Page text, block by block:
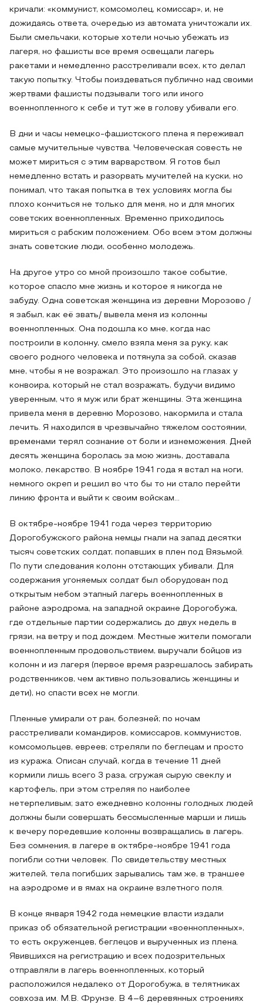
кричали: «коммунист, комсомолец, комиссар», и, не
дожидаясь ответа, очередью из автомата уничтожали их.
Были смельчаки, которые хотели ночью убежать из
лагеря, но фашисты все время освещали лагерь
ракетами и немедленно расстреливали всех, кто делал
такую попытку. Чтобы поиздеваться публично над своими
жертвами фашисты подзывали того или иного
военнопленного к себе и тут же в голову убивали его.
В дни и часы немецко-фашистского плена я переживал
самые мучительные чувства. Человеческая совесть не
может мириться с этим варварством. Я готов был
немедленно встать и разорвать мучителей на куски, но
понимал, что такая попытка в тех условиях могла бы
плохо кончиться не только для меня, но и для многих
советских военнопленных. Временно приходилось
мириться с рабским положением. Обо всем этом должны
знать советские люди, особенно молодежь.
На другое утро со мной произошло такое событие,
которое спасло мне жизнь и которое я никогда не
забуду. Одна советская женщина из деревни Морозово /
я забыл, как её звать/ вывела меня из колонны
военнопленных. Она подошла ко мне, когда нас
построили в колонну, смело взяла меня за руку, как
своего родного человека и потянула за собой, сказав
мне, чтобы я не возражал. Это произошло на глазах у
конвоира, который не стал возражать, будучи видимо
уверенным, что я муж или брат женщины. Эта женщина
привела меня в деревню Морозово, накормила и стала
лечить. Я находился в чрезвычайно тяжелом состоянии,
временами терял сознание от боли и изнеможения. Дней
десять женщина боролась за мою жизнь, доставала
молоко, лекарство. В ноябре 1941 года я встал на ноги,
немного окреп и решил во что бы то ни стало перейти
линию фронта и выйти к своим войскам…
В октябре-ноябре 1941 года через территорию
Дорогобужского района немцы гнали на запад десятки
тысяч советских солдат, попавших в плен под Вязьмой.
По пути следования колонн отстающих убивали. Для
содержания угоняемых солдат был оборудован под
открытым небом этапный лагерь военнопленных в
районе аэродрома, на западной окраине Дорогобужа,
где отдельные партии содержались до двух недель в
грязи, на ветру и под дождем. Местные жители помогали
военнопленным продовольствием, выручали бойцов из
колонн и из лагеря (первое время разрешалось забирать
родственников, чем активно пользовались женщины и
дети), но спасти всех не могли.
Пленные умирали от ран, болезней; по ночам
расстреливали командиров, комиссаров, коммунистов,
комсомольцев, евреев; стреляли по беглецам и просто
из куража. Описан случай, когда в течение 11 дней
кормили лишь всего 3 раза, сгружая сырую свеклу и
картофель, при этом стреляя по наиболее
нетерпеливым; зато ежедневно колонны голодных людей
должны были совершать бессмысленные марши и лишь
к вечеру поредевшие колонны возвращались в лагерь.
Без сомнения, в лагере в октябре-ноябре 1941 года
погибли сотни человек. По свидетельству местных
жителей, тела погибших зарывались там же, в траншее
на аэродроме и в ямах на окраине взлетного поля.
В конце января 1942 года немецкие власти издали
приказ об обязательной регистрации «военнопленных»,
то есть окруженцев, беглецов и вырученных из плена.
Явившихся на регистрацию и всех подозрительных
отправляли в лагерь военнопленных, который
расположился недалеко от Дорогобужа, в телятниках
совхоза им. М.В. Фрунзе. В 4–6 деревянных строениях